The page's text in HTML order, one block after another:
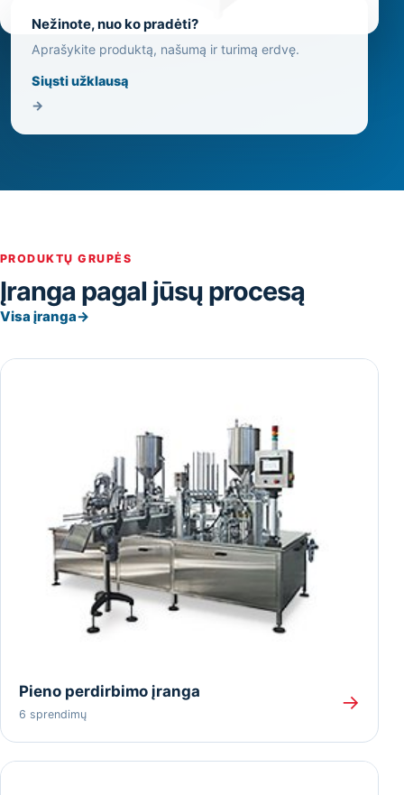
Nežinote, nuo ko pradėti?
Aprašykite produktą, našumą ir turimą erdvę.
Siųsti užklausą
→
PRODUKTŲ GRUPĖS
Įranga pagal jūsų procesą
Visa įranga→
Pieno perdirbimo įranga
6 sprendimų
→